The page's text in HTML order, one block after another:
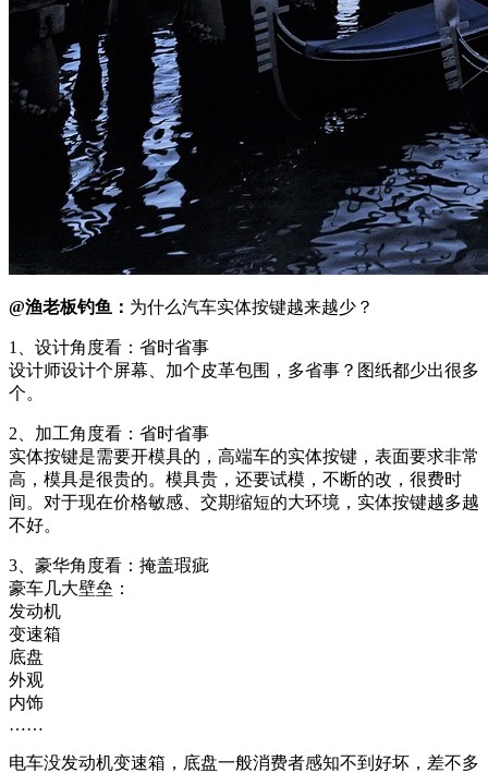
@渔老板钓鱼： 为什么汽车实体按键越来越少？
1、设计角度看：省时省事
设计师设计个屏幕、加个皮革包围，多省事？图纸都少出很多
个。
2、加工角度看：省时省事
实体按键是需要开模具的，高端车的实体按键，表面要求非常
高，模具是很贵的。模具贵，还要试模，不断的改，很费时
间。对于现在价格敏感、交期缩短的大环境，实体按键越多越
不好。
3、豪华角度看：掩盖瑕疵
豪车几大壁垒：
发动机
变速箱
底盘
外观
内饰
……
电车没发动机变速箱，底盘一般消费者感知不到好坏，差不多